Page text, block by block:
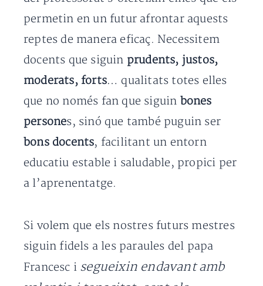
permetin en un futur afrontar aquests
reptes de manera eficaç. Necessitem
docents que siguin prudents, justos,
moderats, forts… qualitats totes elles
que no només fan que siguin bones
persones, sinó que també puguin ser
bons docents, facilitant un entorn
educatiu estable i saludable, propici per
a l’aprenentatge.
Si volem que els nostres futurs mestres
siguin fidels a les paraules del papa
Francesc i segueixin endavant amb